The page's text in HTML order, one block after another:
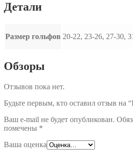
Детали
Размер гольфов 20-22, 23-26, 27-30,
Обзоры
Отзывов пока нет.
Будьте первым, кто оставил отзыв на
Ваш e-mail не будет опубликован.
помечены *
Ваша оценка